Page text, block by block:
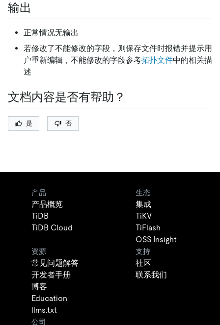
输出
正常情况无输出
若修改了不能修改的字段，则保存文件时报错并提示用
户重新编辑，不能修改的字段参考拓扑文件中的相关描
述
文档内容是否有帮助？
是 否
产品
产品概览
TiDB
TiDB Cloud
生态
集成
TiKV
TiFlash
OSS Insight
资源
常见问题解答
开发者手册
博客
Education
llms.txt
支持
社区
联系我们
公司